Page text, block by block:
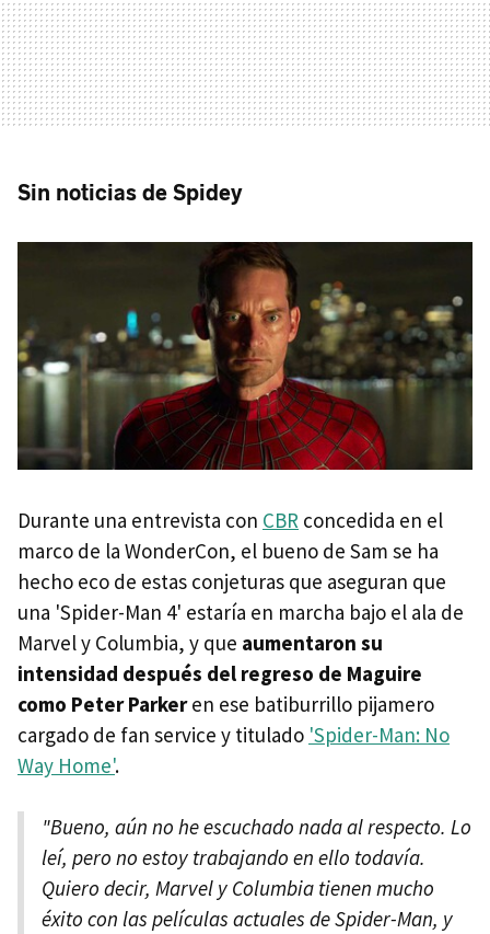
Sin noticias de Spidey
Durante una entrevista con CBR concedida en el
marco de la WonderCon, el bueno de Sam se ha
hecho eco de estas conjeturas que aseguran que
una 'Spider-Man 4' estaría en marcha bajo el ala de
Marvel y Columbia, y que aumentaron su
intensidad después del regreso de Maguire
como Peter Parkeren ese batiburrillo pijamero
cargado de fan service y titulado 'Spider-Man: No
Way Home'.
"Bueno, aún no he escuchado nada al respecto. Lo
leí, pero no estoy trabajando en ello todavía.
Quiero decir, Marvel y Columbia tienen mucho
éxito con las películas actuales de Spider-Man, y